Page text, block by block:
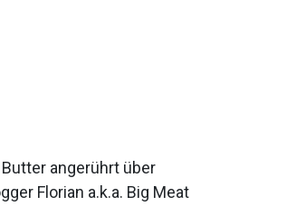
angerührt über
Florian a.k.a. Big Meat